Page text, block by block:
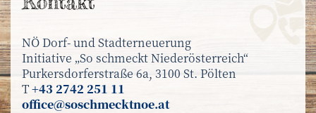
NÖ Dorf- und Stadterneuerung
Initiative „So schmeckt Niederösterreich“
Purkersdorferstraße 6a, 3100 St. Pölten
T+43 2742 251 11
office@soschmecktnoe.at